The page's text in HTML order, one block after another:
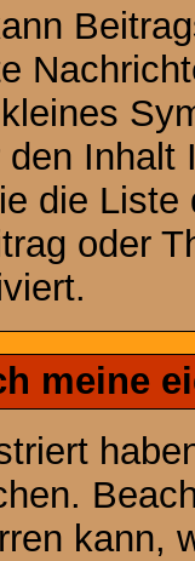
die
oder
meine
kann,